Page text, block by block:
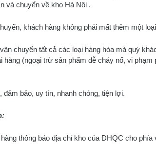
và chuyển về kho Hà Nội .
khách hàng không phải mất thêm một loại
tất cả các loại hàng hóa mà quý
(ngoại trừ sản phẩm dễ cháy nổ, vi phạm
bảo, uy tín, nhanh chóng, tiện lợi.
thông báo địa chỉ kho của ĐHQC cho phía